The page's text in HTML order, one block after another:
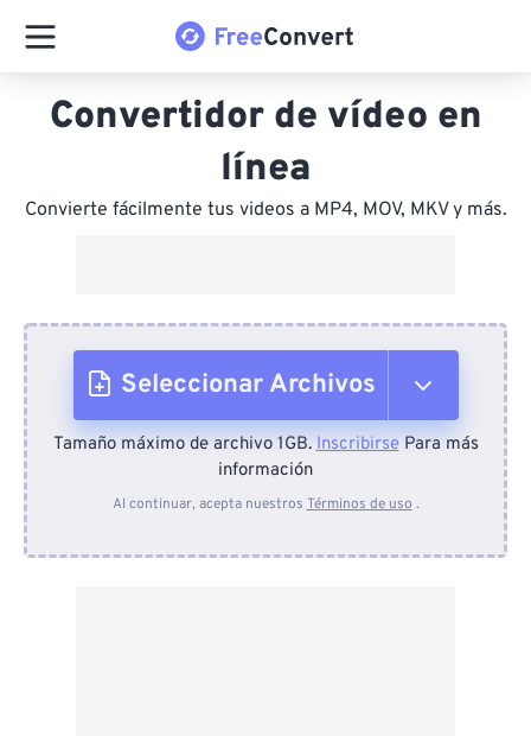
Convertidor de vídeo en
línea
Convierte fácilmente tus videos a MP4, MOV, MKV y más.
Seleccionar Archivos
Desde el dispositivo
Tamaño máximo de archivo 1GB.InscribirsePara más
información
Al continuar, acepta nuestros Términos de uso .